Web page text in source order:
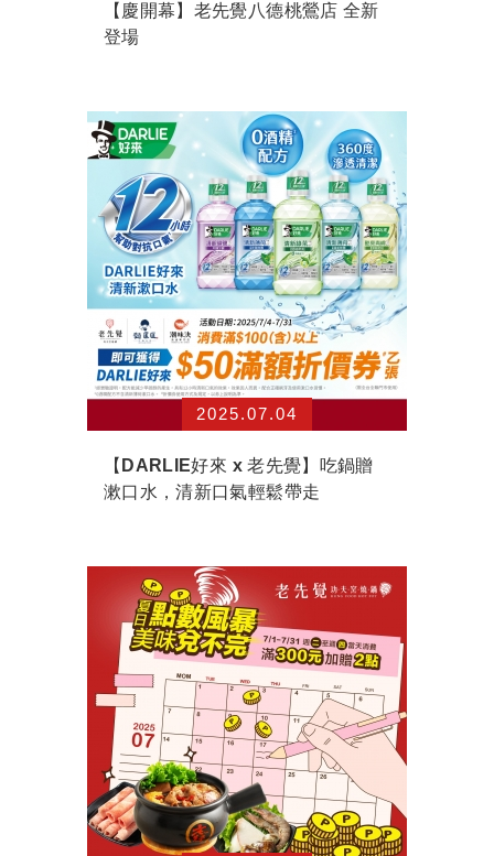
【慶開幕】老先覺八德桃鶯店 全新
登場
2025.07.04
【DARLIE好來 x 老先覺】吃鍋贈
漱口水，清新口氣輕鬆帶走